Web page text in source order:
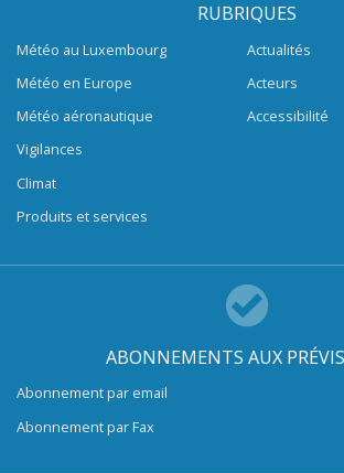
RUBRIQUES
Météo au Luxembourg
Météo en Europe
Météo aéronautique
Vigilances
Climat
Produits et services
Actualités
Acteurs
Accessibilité
ABONNEMENTS AUX
Abonnement par email
Abonnement par Fax